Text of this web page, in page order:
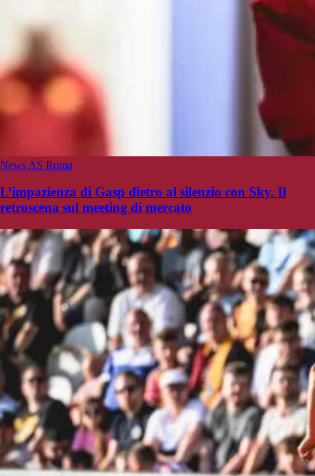
News AS Roma
L’impazienza di Gasp dietro al silenzio con Sky. Il
retroscena sul meeting di mercato